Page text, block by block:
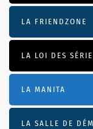
LA FRIENDZONE
LA LOI DES
LA MANITA
LA SALLE DE